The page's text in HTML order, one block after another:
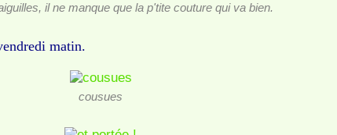
il ne manque que la p'tite couture qui va bien.
matin.
cousues